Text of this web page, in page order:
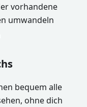
vorhandene
umwandeln
bequem alle
ohne dich